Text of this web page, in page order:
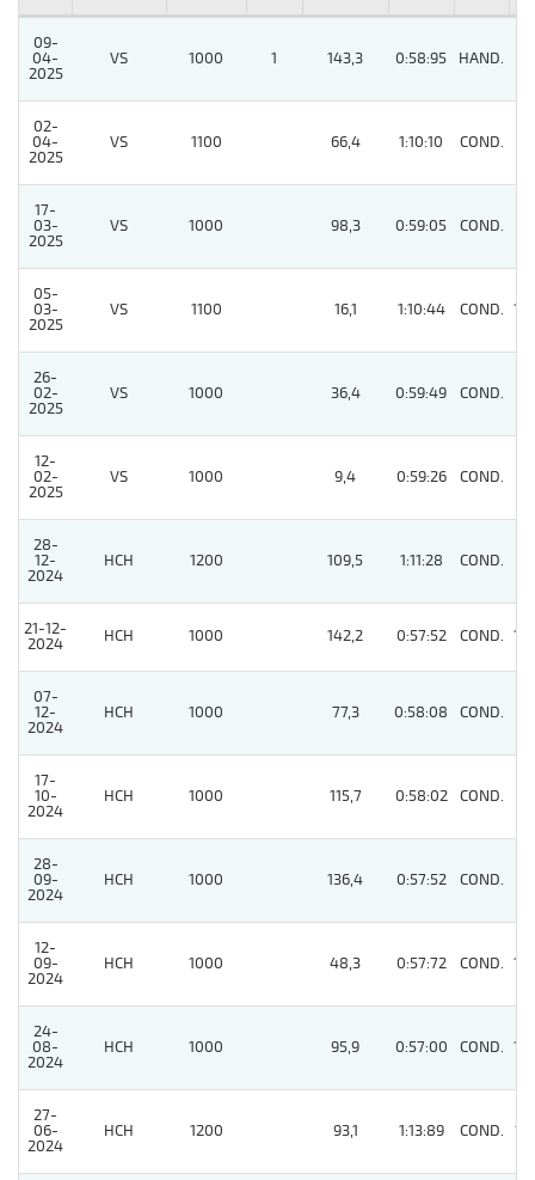
09-
04-
2025
VS 1000 1 143,3 0:58:95 HAND.
02-
04-
2025
VS 1100 66,4 1:10:10 COND.
17-
03-
2025
VS 1000 98,3 0:59:05 COND.
05-
03-
2025
VS 1100 16,1 1:10:44 COND. 10
26-
02-
2025
VS 1000 36,4 0:59:49 COND.
12-
02-
2025
VS 1000 9,4 0:59:26 COND.
28-
12-
2024
HCH 1200 109,5 1:11:28 COND.
21-12-
2024
HCH 1000 142,2 0:57:52 COND. 10
07-
12-
2024
HCH 1000 77,3 0:58:08 COND.
17-
10-
2024
HCH 1000 115,7 0:58:02 COND.
28-
09-
2024
HCH 1000 136,4 0:57:52 COND.
12-
09-
2024
HCH 1000 48,3 0:57:72 COND. 10
24-
08-
2024
HCH 1000 95,9 0:57:00 COND. 10
27-
06-
2024
HCH 1200 93,1 1:13:89 COND. 13